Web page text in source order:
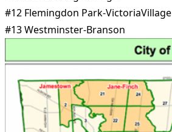
#12 Flemingdon Park-VictoriaVillage
#13 Westminster-Branson